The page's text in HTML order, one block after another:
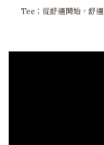
Tee；從舒適開始，舒適